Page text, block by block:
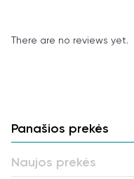
There are no reviews yet.
Panašios prekės
Naujos prekės